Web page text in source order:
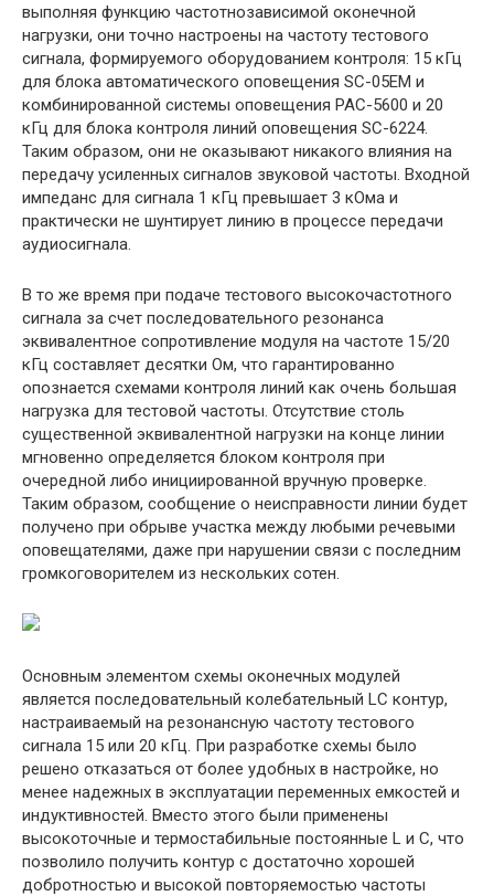
выполняя функцию частотнозависимой оконечной
нагрузки, они точно настроены на частоту тестового
сигнала, формируемого оборудованием контроля: 15 кГц
для блока автоматического оповещения SC-05EM и
комбинированной системы оповещения PAC-5600 и 20
кГц для блока контроля линий оповещения SC-6224.
Таким образом, они не оказывают никакого влияния на
передачу усиленных сигналов звуковой частоты. Входной
импеданс для сигнала 1 кГц превышает 3 кОма и
практически не шунтирует линию в процессе передачи
аудиосигнала.
В то же время при подаче тестового высокочастотного
сигнала за счет последовательного резонанса
эквивалентное сопротивление модуля на частоте 15/20
кГц составляет десятки Ом, что гарантированно
опознается схемами контроля линий как очень большая
нагрузка для тестовой частоты. Отсутствие столь
существенной эквивалентной нагрузки на конце линии
мгновенно определяется блоком контроля при
очередной либо инициированной вручную проверке.
Таким образом, сообщение о неисправности линии будет
получено при обрыве участка между любыми речевыми
оповещателями, даже при нарушении связи с последним
громкоговорителем из нескольких сотен.
Основным элементом схемы оконечных модулей
является последовательный колебательный LC контур,
настраиваемый на резонансную частоту тестового
сигнала 15 или 20 кГц. При разработке схемы было
решено отказаться от более удобных в настройке, но
менее надежных в эксплуатации переменных емкостей и
индуктивностей. Вместо этого были применены
высокоточные и термостабильные постоянные L и C, что
позволило получить контур с достаточно хорошей
добротностью и высокой повторяемостью частоты